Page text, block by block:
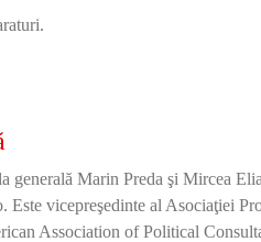
generală Marin Preda şi Mircea
Este vicepreşedinte al Asociaţiei
Association of Political